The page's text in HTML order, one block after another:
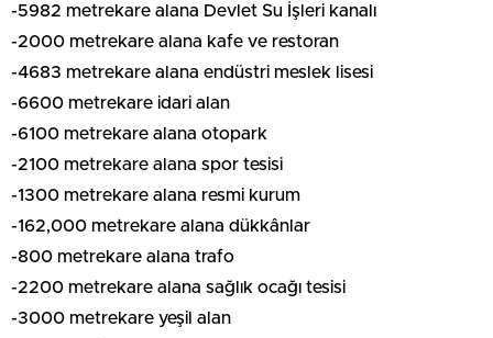
-5982 metrekare alana Devlet Su İşleri kanalı
-2000 metrekare alana kafe ve restoran
-4683 metrekare alana endüstri meslek lisesi
-6600 metrekare idari alan
-6100 metrekare alana otopark
-2100 metrekare alana spor tesisi
-1300 metrekare alana resmi kurum
-162,000 metrekare alana dükkânlar
-800 metrekare alana trafo
-2200 metrekare alana sağlık ocağı tesisi
-3000 metrekare yeşil alan